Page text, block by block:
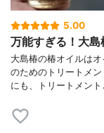
5.00
万能すぎる！大島
大島椿の椿オイルは
のためのトリートメ
にも、トリートメン